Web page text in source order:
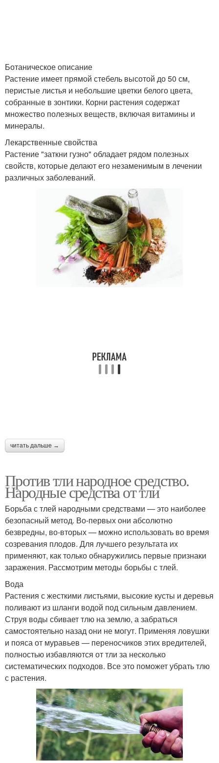
Ботаническое описание
Растение имеет прямой стебель высотой до 50 см,
перистые листья и небольшие цветки белого цвета,
собранные в зонтики. Корни растения содержат
множество полезных веществ, включая витамины и
минералы.
Лекарственные свойства
Растение "заткни гузно" обладает рядом полезных
свойств, которые делают его незаменимым в лечении
различных заболеваний.
читать дальше →
Против тли народное средство.
Народные средства от тли
Борьба с тлей народными средствами — это наиболее
безопасный метод. Во-первых они абсолютно
безвредны, во-вторых — можно использовать во время
созревания плодов. Для лучшего результата их
применяют, как только обнаружились первые признаки
заражения. Рассмотрим методы борьбы с тлей.
Вода
Растения с жесткими листьями, высокие кусты и деревья
поливают из шланги водой под сильным давлением.
Струя воды сбивает тлю на землю, а забраться
самостоятельно назад они не могут. Применяя ловушки
и пояса от муравьев — переносчиков этих вредителей,
полностью избавляются от тли за несколько
систематических подходов. Все это поможет убрать тлю
с растения.